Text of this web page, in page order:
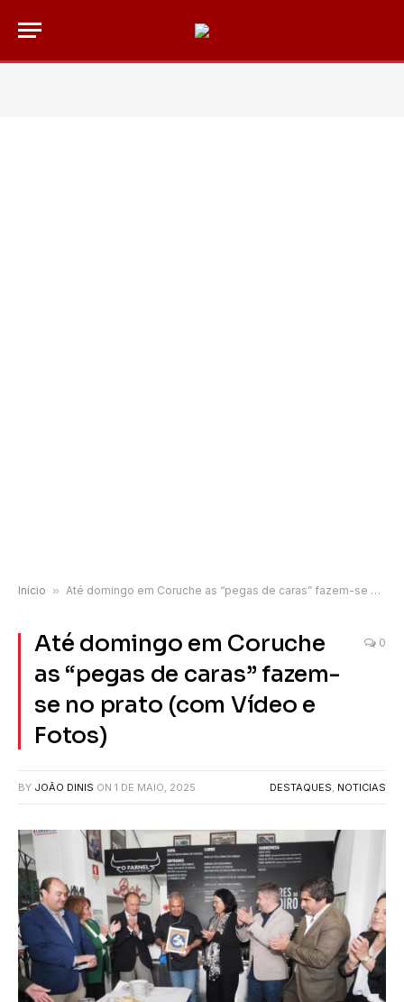
Início » Até domingo em Coruche as “pegas de caras” fazem-se no prato (com Vídeo e Fotos)
Até domingo em Coruche
as “pegas de caras” fazem-
se no prato (com Vídeo e
Fotos)
0
BY JOÃO DINIS ON 1 DE MAIO, 2025 DESTAQUES, NOTICIAS